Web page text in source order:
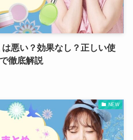
悪い？効果なし？正しい使
徹底解説
NEW